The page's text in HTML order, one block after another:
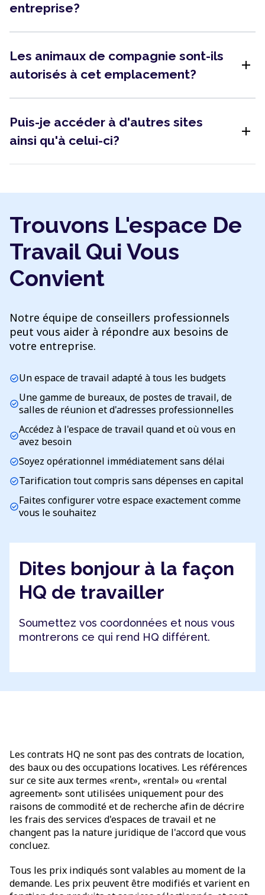
entreprise?
Les animaux de compagnie sont-ils
autorisés à cet emplacement?
add
Puis-je accéder à d'autres sites
ainsi qu'à celui-ci?
add
Trouvons L'espace De
Travail Qui Vous
Convient
Notre équipe de conseillers professionnels
peut vous aider à répondre aux besoins de
votre entreprise.
check_circleUn espace de travail adapté à tous les budgets
check_circleUne gamme de bureaux, de postes de travail, de
salles de réunion et d'adresses professionnelles
check_circleAccédez à l'espace de travail quand et où vous en
avez besoin
check_circleSoyez opérationnel immédiatement sans délai
check_circleTarification tout compris sans dépenses en capital
check_circleFaites configurer votre espace exactement comme
vous le souhaitez
Dites bonjour à la façon
HQ de travailler
Soumettez vos coordonnées et nous vous
montrerons ce qui rend HQ différent.
Les contrats HQ ne sont pas des contrats de location,
des baux ou des occupations locatives. Les références
sur ce site aux termes «rent», «rental» ou «rental
agreement» sont utilisées uniquement pour des
raisons de commodité et de recherche afin de décrire
les frais des services d'espaces de travail et ne
changent pas la nature juridique de l'accord que vous
concluez.
Tous les prix indiqués sont valables au moment de la
demande. Les prix peuvent être modifiés et varient en